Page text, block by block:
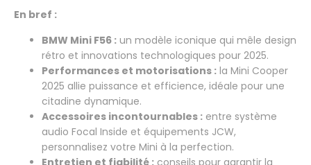
En bref :
BMW Mini F56 : un modèle iconique qui mêle design
rétro et innovations technologiques pour 2025.
Performances et motorisations : la Mini Cooper
2025 allie puissance et efficience, idéale pour une
citadine dynamique.
Accessoires incontournables : entre système
audio Focal Inside et équipements JCW,
personnalisez votre Mini à la perfection.
Entretien et fiabilité : conseils pour garantir la